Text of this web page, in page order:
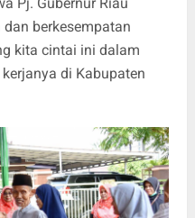
berkesempatan
kita cintai ini dalam
di Kabupaten